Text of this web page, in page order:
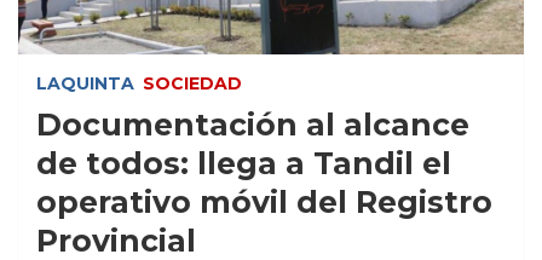
LAQUINTA SOCIEDAD
Documentación al alcance
de todos: llega a Tandil el
operativo móvil del Registro
Provincial